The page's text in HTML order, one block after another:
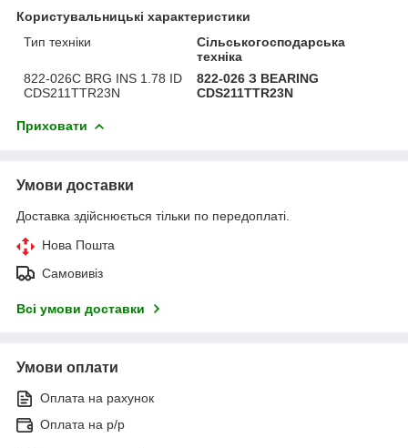
Користувальницькі характеристики
Тип техніки
Сільськогосподарська
техніка
822-026C BRG INS 1.78 ID
CDS211TTR23N
822-026 З BEARING
CDS211TTR23N
Приховати
Умови доставки
Доставка здійснюється тільки по передоплаті.
Нова Пошта
Самовивіз
Всі умови доставки
Умови оплати
Оплата на рахунок
Оплата на р/р